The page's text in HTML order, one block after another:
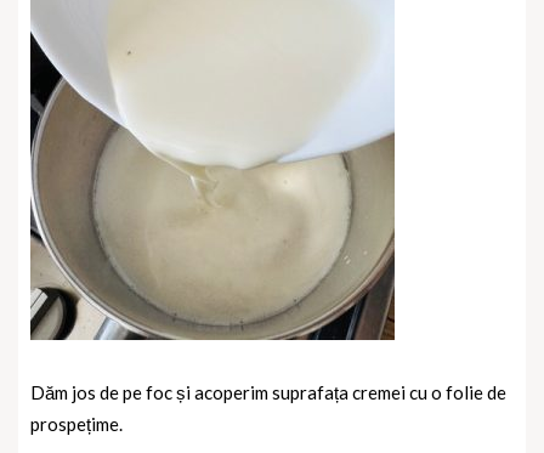
Dăm jos de pe foc și acoperim suprafața cremei cu o folie de
prospețime.